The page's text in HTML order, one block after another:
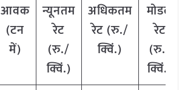
आवक
(टन
में)
न्यूनतम
रेट
(रु./
क्विं.)
अधिकतम
रेट (रु./
क्विं.)
मोडल
रेट
(रु./
क्विं.)